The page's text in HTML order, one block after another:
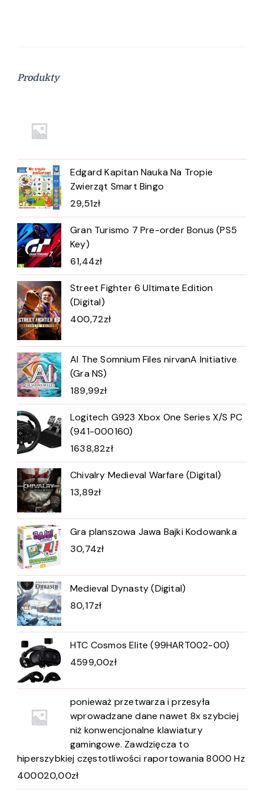
Produkty
Edgard Kapitan Nauka Na Tropie
Zwierząt Smart Bingo
29,51zł
Gran Turismo 7 Pre-order Bonus (PS5
Key)
61,44zł
Street Fighter 6 Ultimate Edition
(Digital)
400,72zł
AI The Somnium Files nirvanA Initiative
(Gra NS)
189,99zł
Logitech G923 Xbox One Series X/S PC
(941-000160)
1638,82zł
Chivalry Medieval Warfare (Digital)
13,89zł
Gra planszowa Jawa Bajki Kodowanka
30,74zł
Medieval Dynasty (Digital)
80,17zł
HTC Cosmos Elite (99HART002-00)
4599,00zł
ponieważ przetwarza i przesyła
wprowadzane dane nawet 8x szybciej
niż konwencjonalne klawiatury
gamingowe. Zawdzięcza to
hiperszybkiej częstotliwości raportowania 8000 Hz
400020,00zł